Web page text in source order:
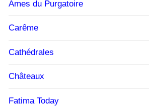
Âmes du Purgatoire
Carême
Cathédrales
Châteaux
Fatima Today